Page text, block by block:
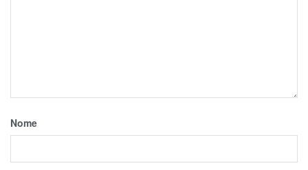
Nome